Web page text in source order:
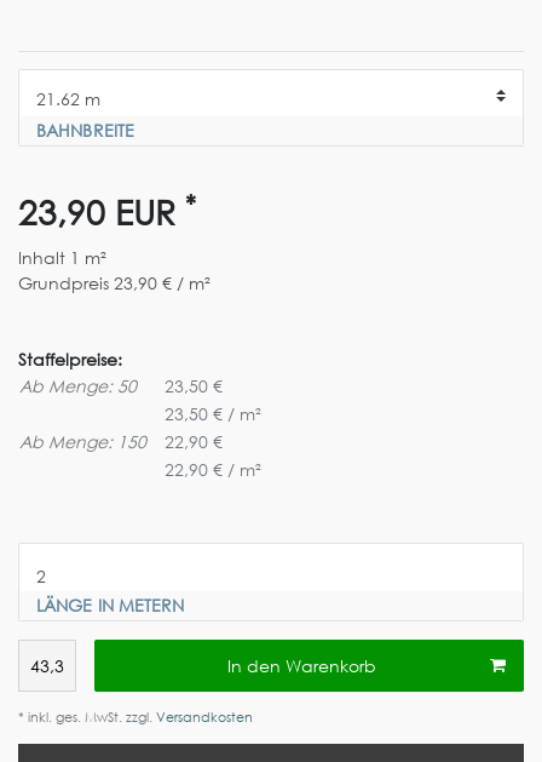
BAHNBREITE
23,90 EUR *
Inhalt 1 m²
Grundpreis 23,90 € / m²
Staffelpreise:
Ab Menge: 50
23,50 €
23,50 € / m²
Ab Menge: 150
22,90 €
22,90 € / m²
LÄNGE IN METERN
In den Warenkorb
* inkl. ges. MwSt. zzgl. Versandkosten